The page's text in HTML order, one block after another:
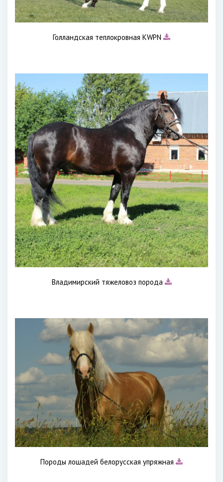
Голландская теплокровная KWPN
Владимирский тяжеловоз порода
Породы лошадей белорусская упряжная